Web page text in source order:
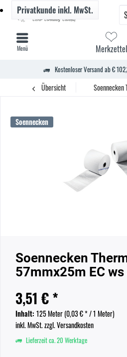
Kostenloser Versand ab €
Merkzettel
Privatkundeinkl. MwSt.
Menü
Übersicht Soennecken
Soennecken
Soennecken
57mmx25m EC ws
3,51 € *
Inhalt: 125 Meter (0,03 €* / 1 Meter)
inkl. MwSt.zzgl. Versandkosten
Lieferzeit ca. 20 Werktage